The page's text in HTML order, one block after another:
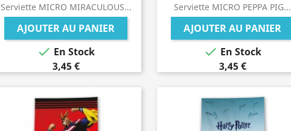
Serviette MICRO MIRACULOUS...
AJOUTER AU PANIER
 En Stock
3,45 €
Serviette MICRO PEPPA PIG...
AJOUTER AU PANIER
 En Stock
3,45 €